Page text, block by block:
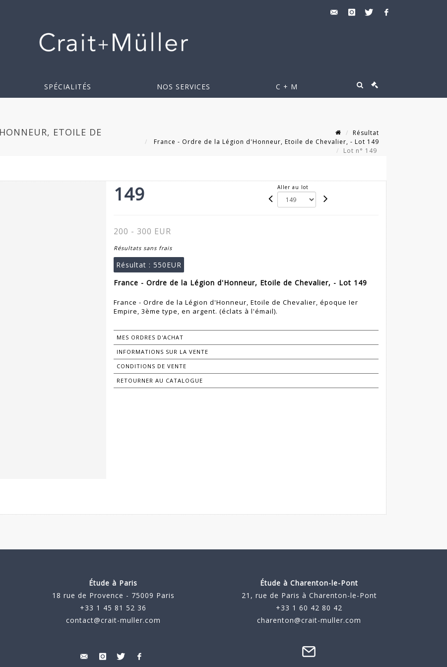
SPÉCIALITÉS NOS SERVICES C + M
ETOILE DE
Résultat
France - Ordre de la Légion d'Honneur, Etoile de Chevalier, - Lot 149
Lot n° 149
149 Aller au lot
200 - 300 EUR
Résultats sans frais
Résultat : 550EUR
France - Ordre de la Légion d'Honneur, Etoile de Chevalier, - Lot 149
France - Ordre de la Légion d'Honneur, Etoile de Chevalier, époque Ier
Empire, 3ème type, en argent. (éclats à l'émail).
MES ORDRES D'ACHAT
INFORMATIONS SUR LA VENTE
CONDITIONS DE VENTE
RETOURNER AU CATALOGUE
Étude à Paris
18 rue de Provence - 75009 Paris
+33 1 45 81 52 36
contact@crait-muller.com
Étude àCharenton-le-Pont
21, rue de Paris à Charenton-le-Pont
+33 1 60 42 80 42
charenton@crait-muller.com